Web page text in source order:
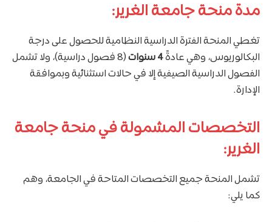
مدة منحة جامعة الغرير:
تغطي المنحة الفترة الدراسية النظامية للحصول على درجة
البكالوريوس، وهي عادةً4 سنوات
(8 فصول دراسية)، ولا تشمل
الفصول الدراسية الصيفية إلا في حالات استثنائية وبموافقة
الإدارة.
التخصصات المشمولة في منحة جامعة
الغرير:
تشمل المنحة جميع التخصصات المتاحة في الجامعة، وهم
كما يلي: